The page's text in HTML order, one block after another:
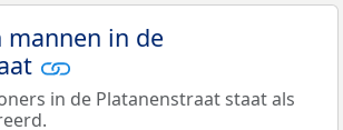
mannen in de
in de Platanenstraat staat als